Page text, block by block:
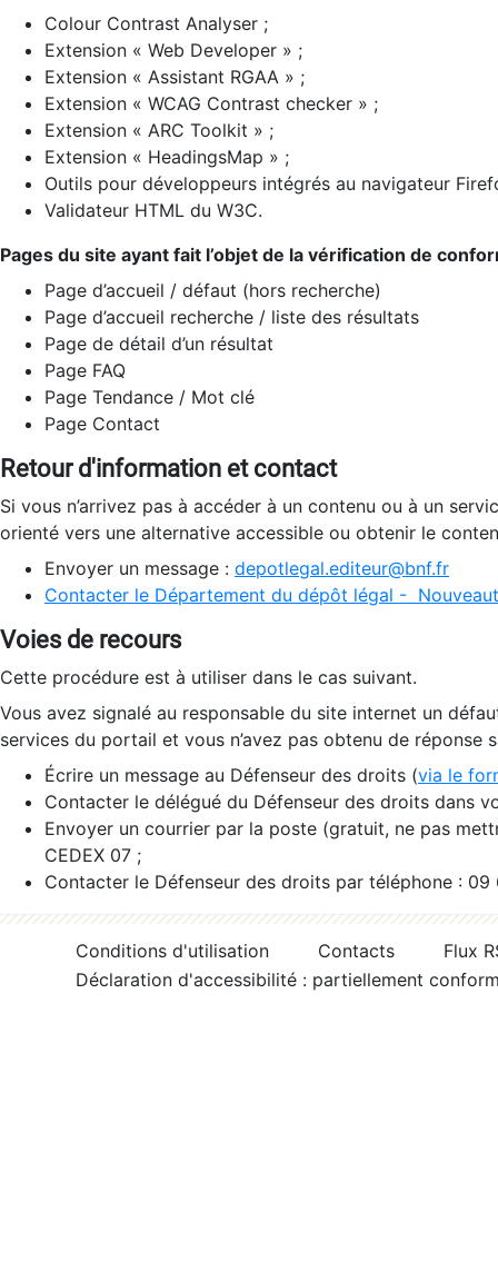
Colour Contrast Analyser ;
Extension « Web Developer » ;
Extension « Assistant RGAA » ;
Extension « WCAG Contrast checker » ;
Extension « ARC Toolkit » ;
Extension « HeadingsMap » ;
Outils pour développeurs intégrés au navigateur
Validateur HTML du W3C.
Pages du site ayant fait l’objet de la vérification de
Page d’accueil / défaut (hors recherche)
Page d’accueil recherche / liste des résultats
Page de détail d’un résultat
Page FAQ
Page Tendance / Mot clé
Page Contact
Retour d'information et contact
Si vous n’arrivez pas à accéder à un contenu ou à un
orienté vers une alternative accessible ou obtenir le
Envoyer un message : depotlegal.editeur@bnf.fr
Contacter le Département du dépôt légal -
Voies de recours
Cette procédure est à utiliser dans le cas suivant.
Vous avez signalé au responsable du site internet un
services du portail et vous n’avez pas obtenu de réponse
Écrire un message au Défenseur des droits (via le
Contacter le délégué du Défenseur des droits dans
Envoyer un courrier par la poste (gratuit, ne pas
CEDEX 07 ;
Contacter le Défenseur des droits par téléphone :
Conditions d'utilisation Contacts
Flux
Déclaration d'accessibilité : partiellement